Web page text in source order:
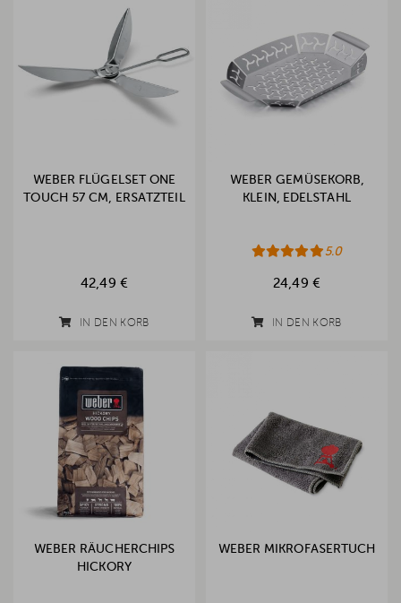
WEBER FLÜGELSET ONE
TOUCH 57 CM, ERSATZTEIL
42,49 €
IN DEN KORB
WEBER GEMÜSEKORB,
KLEIN, EDELSTAHL
5.0
24,49 €
IN DEN KORB
WEBER RÄUCHERCHIPS
HICKORY
WEBER MIKROFASERTUCH